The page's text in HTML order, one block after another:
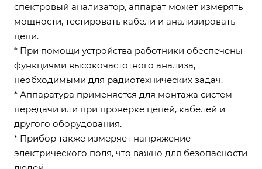
спектровый анализатор, аппарат может измерять
мощности, тестировать кабели и анализировать
цепи.
* При помощи устройства работники обеспечены
функциями высокочастотного анализа,
необходимыми для радиотехнических задач.
* Аппаратура применяется для монтажа систем
передачи или при проверке цепей, кабелей и
другого оборудования.
* Прибор также измеряет напряжение
электрического поля, что важно для безопасности